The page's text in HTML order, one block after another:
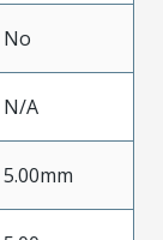
No
N/A
5.00mm